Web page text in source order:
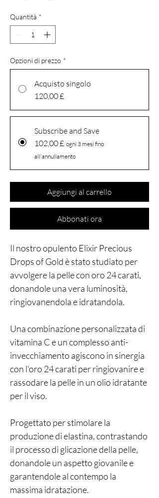
Quantità *
Opzioni di prezzo *
Acquisto singolo
120,00 £
Subscribe and Save
102,00 £ ogni 3 mesi fino
all'annullamento
Aggiungi al carrello
Abbonati ora
Il nostro opulento Elixir Precious
Drops of Gold è stato studiato per
avvolgere la pelle con oro 24 carati,
donandole una vera luminosità,
ringiovanendola e idratandola.
Una combinazione personalizzata di
vitamina C e un complesso anti-
invecchiamento agiscono in sinergia
con l'oro 24 carati per ringiovanire e
rassodare la pelle in un olio idratante
per il viso.
Progettato per stimolare la
produzione di elastina, contrastando
il processo di glicazione della pelle,
donandole un aspetto giovanile e
garantendole al contempo la
massima idratazione.